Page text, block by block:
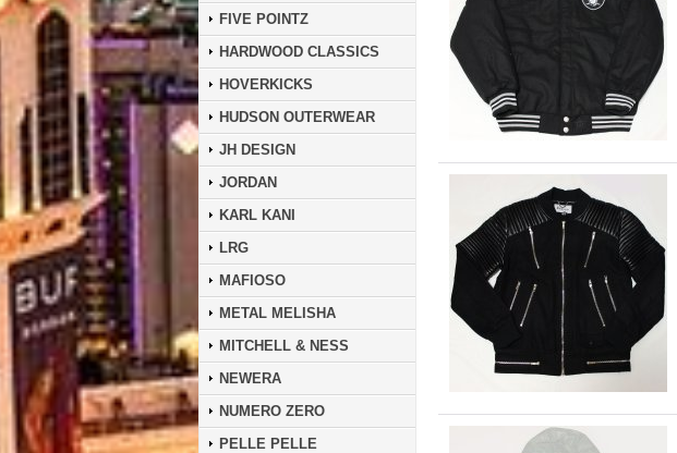
FIVE POINTZ
HARDWOOD CLASSICS
HOVERKICKS
HUDSON OUTERWEAR
JH DESIGN
JORDAN
KARL KANI
LRG
MAFIOSO
METAL MELISHA
MITCHELL & NESS
NEWERA
NUMERO ZERO
PELLE PELLE